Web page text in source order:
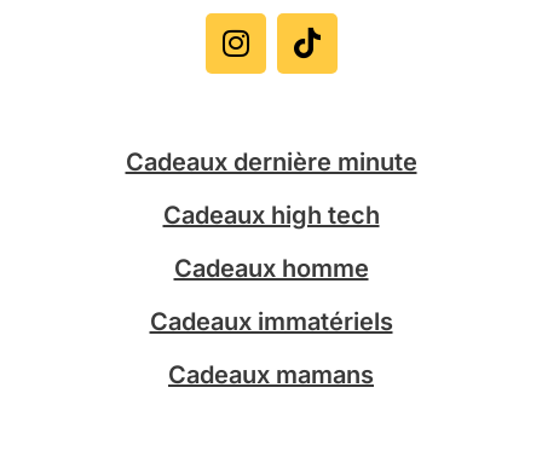
n
s
t
r
a
m
i
k
t
Cadeaux dernière minute
Cadeaux high tech
Cadeaux homme
Cadeaux immatériels
Cadeaux mamans